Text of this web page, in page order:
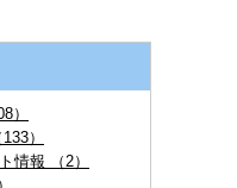
）
）
情報 （2）